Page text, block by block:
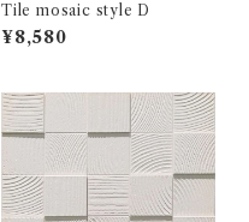
Tile mosaic style D
¥8,580